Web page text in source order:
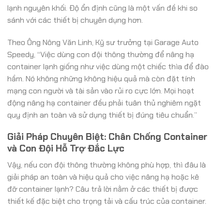
lạnh nguyên khối. Độ ổn định cũng là một vấn đề khi so
sánh với các thiết bị chuyên dụng hơn.
Theo Ông Nông Văn Linh, Kỹ sư trưởng tại Garage Auto
Speedy, “Việc dùng con đội thông thường để nâng hạ
container lạnh giống như việc dùng một chiếc thìa để đào
hầm. Nó không những không hiệu quả mà còn đặt tính
mạng con người và tài sản vào rủi ro cực lớn. Mọi hoạt
động nâng hạ container đều phải tuân thủ nghiêm ngặt
quy định an toàn và sử dụng thiết bị đúng tiêu chuẩn.”
Giải Pháp Chuyên Biệt: Chân Chống Container
và Con Đội Hỗ Trợ Đắc Lực
Vậy, nếu con đội thông thường không phù hợp, thì đâu là
giải pháp an toàn và hiệu quả cho việc nâng hạ hoặc kê
đỡ container lạnh? Câu trả lời nằm ở các thiết bị được
thiết kế đặc biệt cho trọng tải và cấu trúc của container.